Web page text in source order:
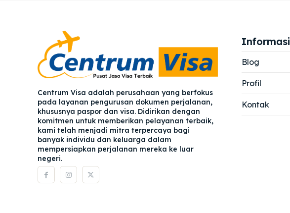
Blog
Blog
Centrum Visa adalah perusahaan yang berfokus
pada layanan pengurusan dokumen perjalanan,
khususnya paspor dan visa. Didirikan dengan
komitmen untuk memberikan pelayanan terbaik,
kami telah menjadi mitra terpercaya bagi
banyak individu dan keluarga dalam
mempersiapkan perjalanan mereka ke luar
negeri.
Informasi
Blog
Profil
Kontak